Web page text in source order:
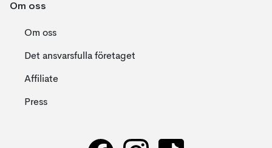
Om oss
Om oss
Det ansvarsfulla företaget
Affiliate
Press